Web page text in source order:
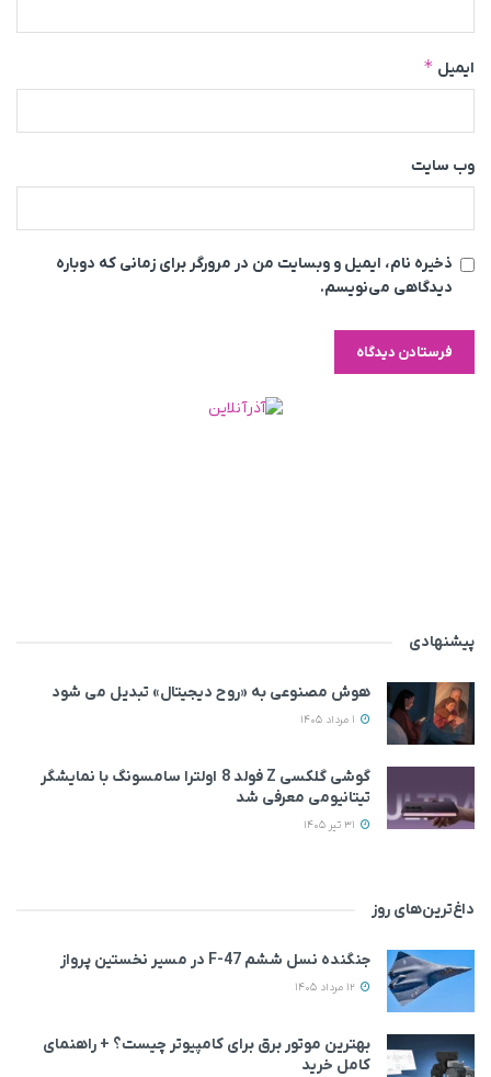
ایمیل *
وب‌ سایت
ذخیره نام، ایمیل و وبسایت من در مرورگر برای زمانی که دوباره
دیدگاهی می‌نویسم.
پیشنهادی
هوش مصنوعی به «روح دیجیتال» تبدیل می‌ شود
گوشی گلکسی Z فولد 8 اولترا سامسونگ با نمایشگر
تیتانیومی معرفی شد
داغ‌ترین‌های روز
جنگنده نسل ششم F-47 در مسیر نخستین پرواز
بهترین موتور برق برای کامپیوتر چیست؟ + راهنمای
کامل خرید